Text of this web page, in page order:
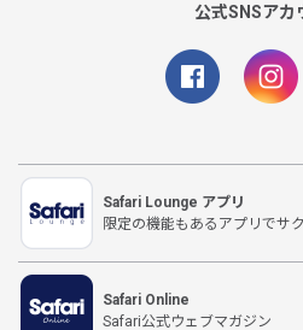
公式SNSアカ
Safari Lounge アプリ
限定の機能もあるアプリでサ
Safari Online
Safari公式ウェブマガジン